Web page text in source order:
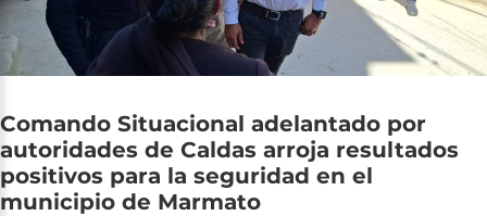
Comando Situacional adelantado por
autoridades de Caldas arroja resultados
positivos para la seguridad en el
municipio de Marmato